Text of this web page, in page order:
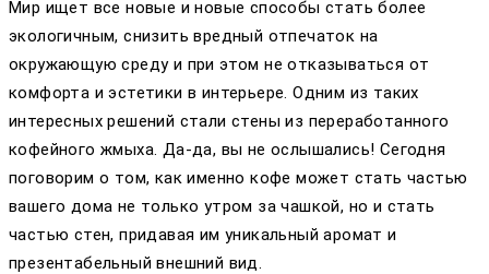
Мир ищет все новые и новые способы стать более
экологичным, снизить вредный отпечаток на
окружающую среду и при этом не отказываться от
комфорта и эстетики в интерьере. Одним из таких
интересных решений стали стены из переработанного
кофейного жмыха. Да-да, вы не ослышались! Сегодня
поговорим о том, как именно кофе может стать частью
вашего дома не только утром за чашкой, но и стать
частью стен, придавая им уникальный аромат и
презентабельный внешний вид.